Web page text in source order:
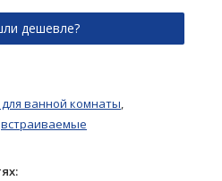
для ванной комнаты,
встраиваемые